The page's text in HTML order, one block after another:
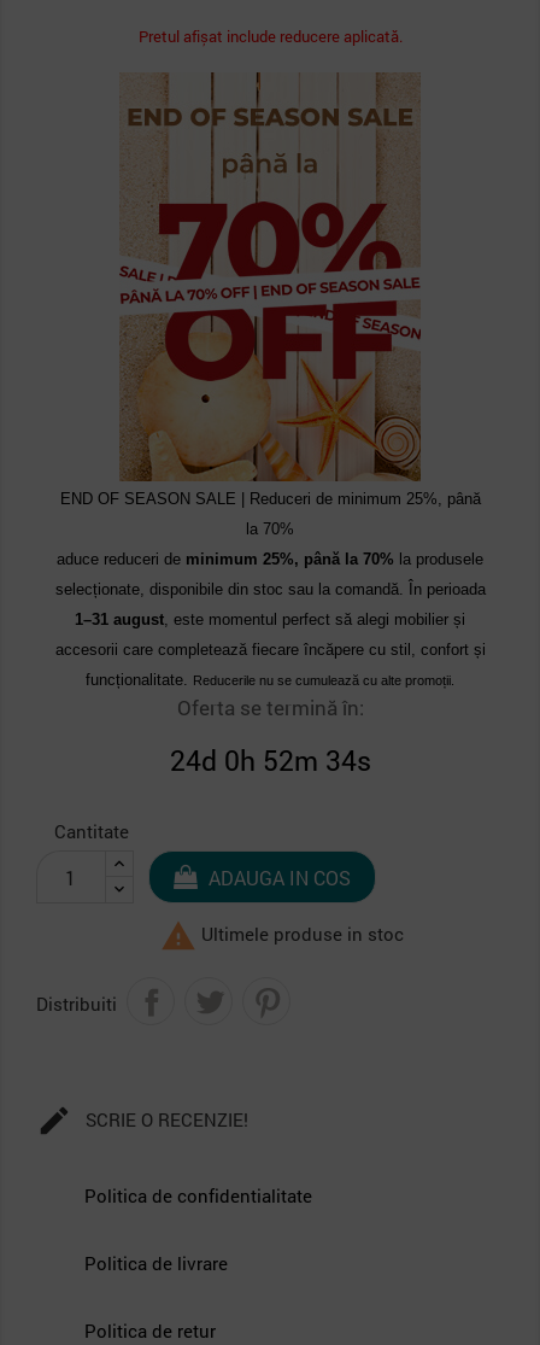
Pretul afișat include reducere aplicată.
END OF SEASON SALE | Reduceri de minimum 25%, până
la 70%
aduce reduceri de minimum 25%, până la 70% la produsele
selecționate, disponibile din stoc sau la comandă. În perioada
1–31 august, este momentul perfect să alegi mobilier și
accesorii care completează fiecare încăpere cu stil, confort și
funcționalitate. Reducerile nu se cumulează cu alte promoții.
Oferta se termină în:
24d 0h 52m 34s
Cantitate
ADAUGA IN COS
 Ultimele produse in stoc
Distribuiti
 SCRIE O RECENZIE!
Politica de confidentialitate
Politica de livrare
Politica de retur